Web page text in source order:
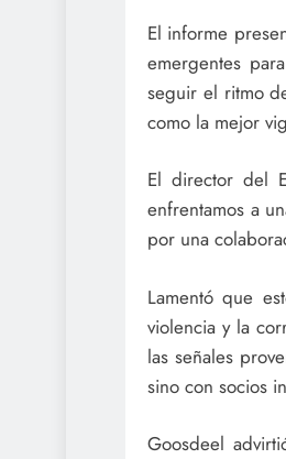
El informe
emergentes
seguir el ritmo
como la mejor
El director del
enfrentamos a
por una
Lamentó que
violencia y la
las señales
sino con socios
Goosdeel